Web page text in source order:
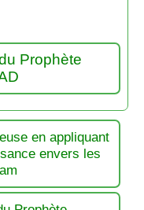
Prophète
en appliquant
envers les